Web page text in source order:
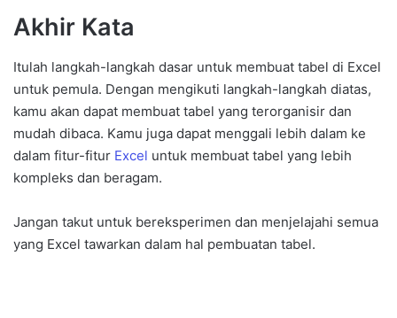
Akhir Kata
Itulah langkah-langkah dasar untuk membuat tabel di Excel
untuk pemula. Dengan mengikuti langkah-langkah diatas,
kamu akan dapat membuat tabel yang terorganisir dan
mudah dibaca. Kamu juga dapat menggali lebih dalam ke
dalam fitur-fitur Excel untuk membuat tabel yang lebih
kompleks dan beragam.
Jangan takut untuk bereksperimen dan menjelajahi semua
yang Excel tawarkan dalam hal pembuatan tabel.